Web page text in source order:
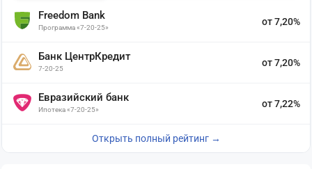
Freedom Bank
Программа «7-20-25»
от 7,20%
Банк ЦентрКредит
7-20-25
от 7,20%
Евразийский банк
Ипотека «7-20-25»
от 7,22%
Открыть полный рейтинг →